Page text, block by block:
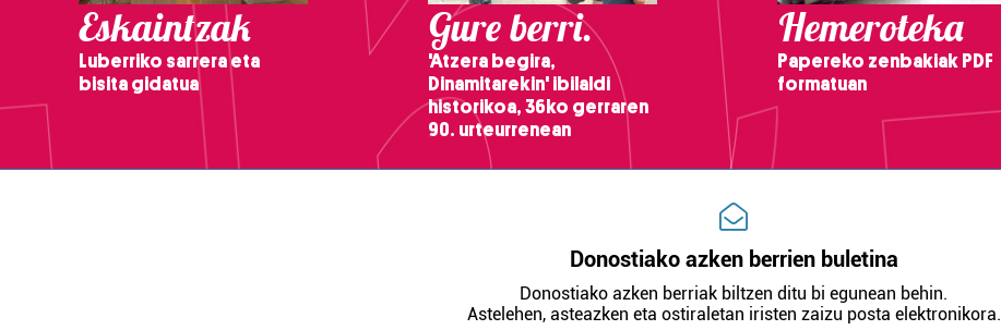
Eskaintzak
Luberriko sarrera eta
bisita gidatua
Gure berri.
'Atzera begira,
Dinamitarekin' ibilaldi
historikoa, 36ko gerraren
90. urteurrenean
Hemeroteka
Papereko zenbakiak PDF
formatuan
Donostiako azken berrien buletina
Donostiako azken berriak biltzen ditu bi egunean behin.
Astelehen, asteazken eta ostiraletan iristen zaizu posta elektronikora.